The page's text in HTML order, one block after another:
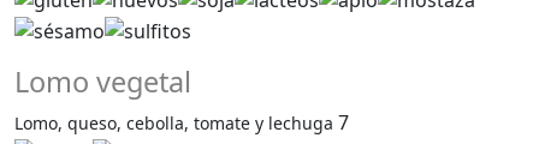
Lomo vegetal
Lomo, queso, cebolla, tomate y lechuga 7